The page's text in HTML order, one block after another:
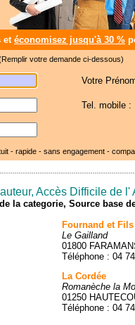
et économisez jusqu'à 30 %
votre demande ci-dessous)
Votre
Tel. mobile :
- rapide - sans engagement -
Accès Difficile de l'
la categorie, Source base
Fournand et Fils
Le Gailland
01800
Téléphone : 04
La Cordée
Romanèche la
01250
Téléphone : 04